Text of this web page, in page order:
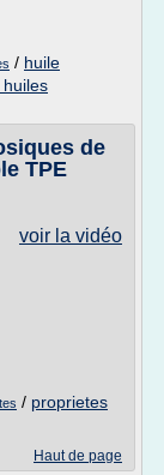
/ huile
de
TPE
voir la vidéo
/ proprietes
Haut de page